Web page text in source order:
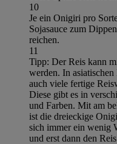
10
Je ein Onigiri pro
Sojasauce zum
reichen.
11
Tipp: Der Reis kann
werden. In
auch viele fertige
Diese gibt es in
und Farben. Mit am
ist die dreieckige
sich immer ein wenig
und erst dann den